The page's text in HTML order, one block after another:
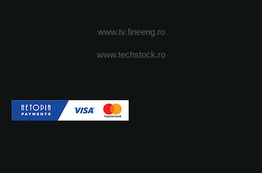
www.tv.fineeng.ro
www.techstock.ro